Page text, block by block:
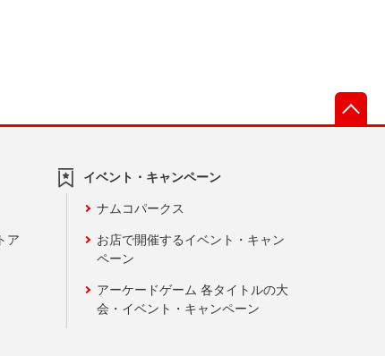
ア
イベント・キャンペーン
ナムコパークス
お店で開催するイベント・キャン
ペーン
アーケードゲーム 各タイトルの大
会・イベント・キャンペーン